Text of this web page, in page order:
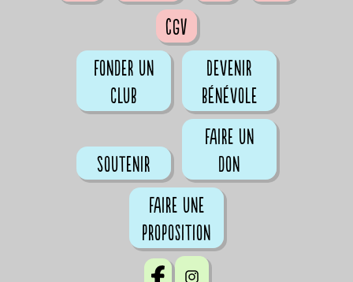
CGV
Fonder un
club
Devenir
bénévole
Soutenir
Faire un
don
Faire une
proposition